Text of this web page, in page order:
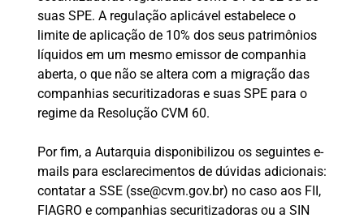
suas SPE. A regulação aplicável estabelece o
limite de aplicação de 10% dos seus patrimônios
líquidos em um mesmo emissor de companhia
aberta, o que não se altera com a migração das
companhias securitizadoras e suas SPE para o
regime da Resolução CVM 60.
Por fim, a Autarquia disponibilizou os seguintes e-
mails para esclarecimentos de dúvidas adicionais:
contatar a SSE (sse@cvm.gov.br) no caso aos FII,
FIAGRO e companhias securitizadoras ou a SIN